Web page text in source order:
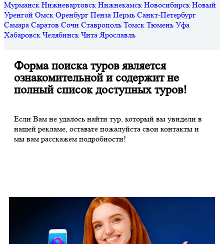
Мурманск Нижневартовск Нижнекамск Новосибирск Новый
Уренгой Омск Оренбург Пенза Пермь Санкт-Петербург
Самара Саратов Сочи Ставрополь Томск Тюмень Уфа
Хабаровск Челябинск Чита Ярославль
Форма поиска туров является
ознакомительной и содержит не
полный список доступных туров!
Если Вам не удалось найти тур, который вы увидели в
нашей рекламе, оставьте пожалуйста свои контакты и
мы вам расскажем подробности!